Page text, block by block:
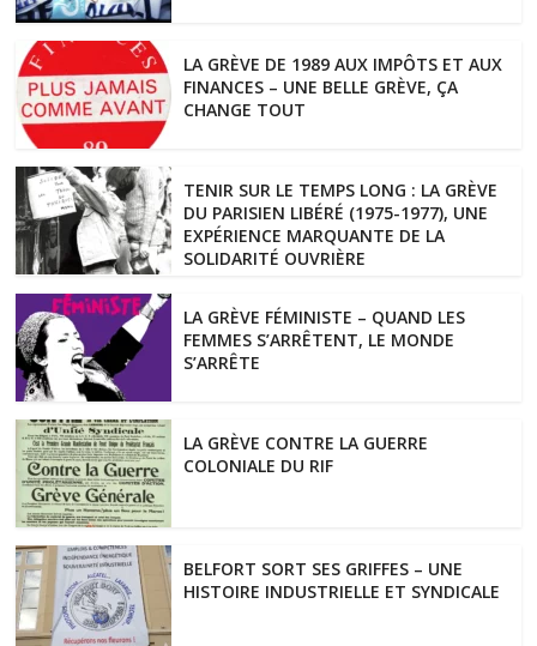
LA GRÈVE DE 1989 AUX IMPÔTS ET AUX
FINANCES – UNE BELLE GRÈVE, ÇA
CHANGE TOUT
TENIR SUR LE TEMPS LONG : LA GRÈVE
DU PARISIEN LIBÉRÉ (1975-1977), UNE
EXPÉRIENCE MARQUANTE DE LA
SOLIDARITÉ OUVRIÈRE
LA GRÈVE FÉMINISTE – QUAND LES
FEMMES S’ARRÊTENT, LE MONDE
S’ARRÊTE
LA GRÈVE CONTRE LA GUERRE
COLONIALE DU RIF
BELFORT SORT SES GRIFFES – UNE
HISTOIRE INDUSTRIELLE ET SYNDICALE